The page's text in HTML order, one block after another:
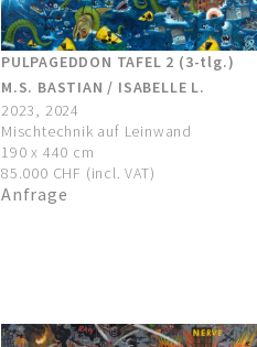
PULPAGEDDON TAFEL 2 (3-tlg.)
M.S. BASTIAN / ISABELLE L.
2023, 2024
Mischtechnik auf Leinwand
190 x 440 cm
85.000 CHF (incl. VAT)
Anfrage